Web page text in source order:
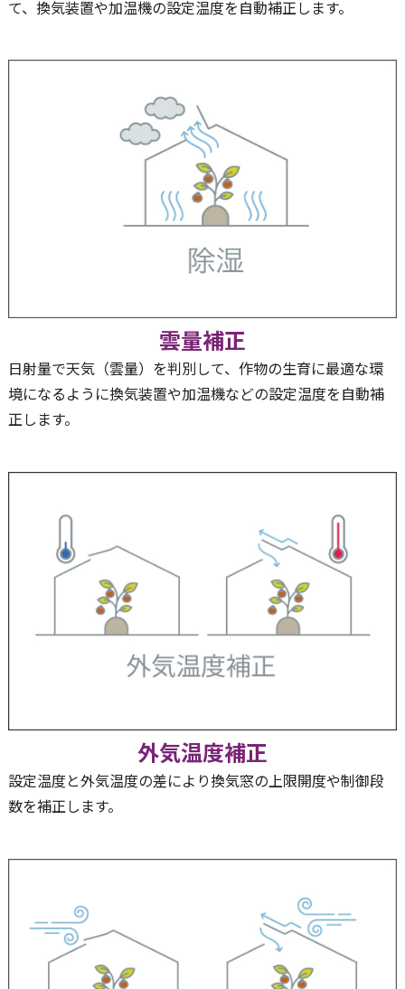
て、換気装置や加温機の設定温度を自動補正します。
雲量補正
日射量で天気（雲量）を判別して、作物の生育に最適な環
境になるように換気装置や加温機などの設定温度を自動補
正します。
外気温度補正
設定温度と外気温度の差により換気窓の上限開度や制御段
数を補正します。